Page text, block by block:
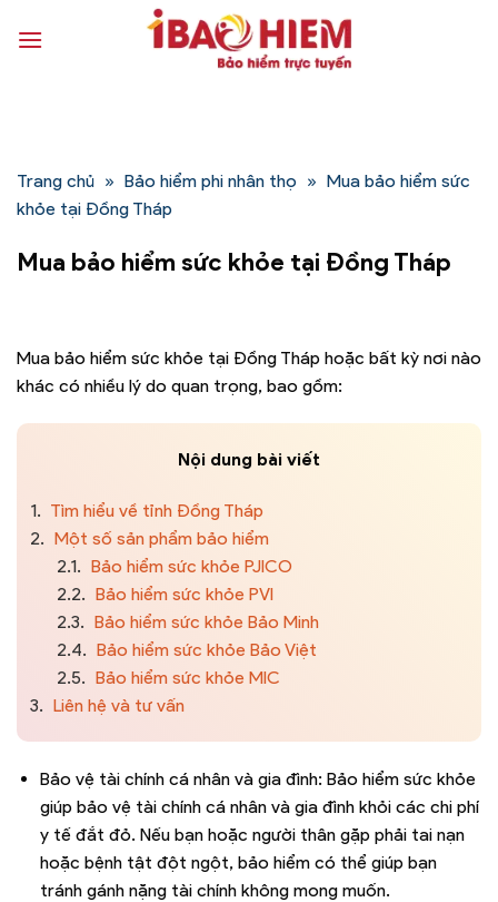
qua
Trang chủ » Bảo hiểm phi nhân thọ » Mua bảo hiểm sức
khỏe tại Đồng Tháp
Mua bảo hiểm sức khỏe tại Đồng Tháp
Mua bảo hiểm sức khỏe tại Đồng Tháp hoặc bất kỳ nơi nào
khác có nhiều lý do quan trọng, bao gồm:
Nội dung bài viết
1. Tìm hiểu về tỉnh Đồng Tháp
2. Một số sản phẩm bảo hiểm
2.1. Bảo hiểm sức khỏe PJICO
2.2. Bảo hiểm sức khỏe PVI
2.3. Bảo hiểm sức khỏe Bảo Minh
2.4. Bảo hiểm sức khỏe Bảo Việt
2.5. Bảo hiểm sức khỏe MIC
3. Liên hệ và tư vấn
Bảo vệ tài chính cá nhân và gia đình: Bảo hiểm sức khỏe
giúp bảo vệ tài chính cá nhân và gia đình khỏi các chi phí
y tế đắt đỏ. Nếu bạn hoặc người thân gặp phải tai nạn
hoặc bệnh tật đột ngột, bảo hiểm có thể giúp bạn
tránh gánh nặng tài chính không mong muốn.